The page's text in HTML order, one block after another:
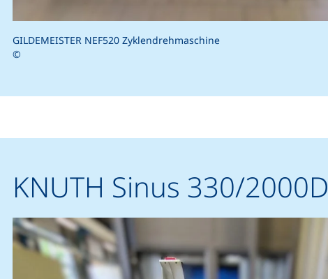
GILDEMEISTER NEF520 Zyklendrehmaschine
©
KNUTH Sinus 330/2000D